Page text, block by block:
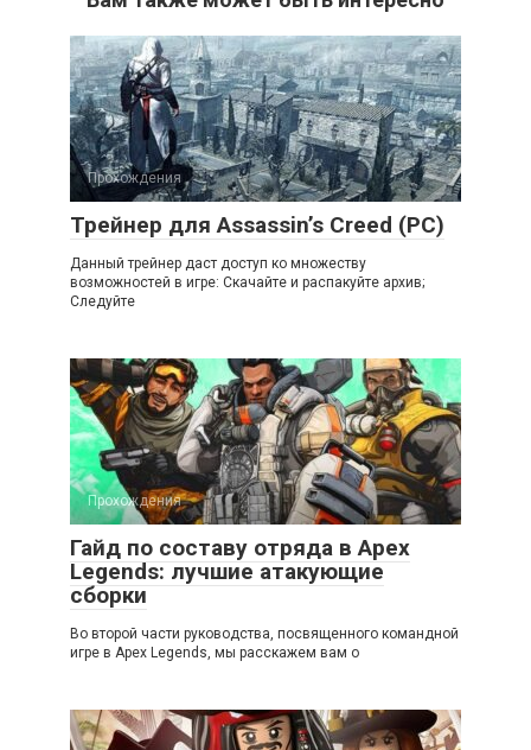
Прохождения
Трейнер для Assassin’s Creed (PC)
Данный трейнер даст доступ ко множеству
возможностей в игре: Скачайте и распакуйте архив;
Следуйте
Прохождения
Гайд по составу отряда в Apex
Legends: лучшие атакующие
сборки
Во второй части руководства, посвященного командной
игре в Apex Legends, мы расскажем вам о